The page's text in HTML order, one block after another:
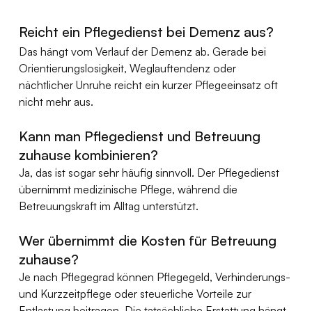
Reicht ein Pflegedienst bei Demenz aus?
Das hängt vom Verlauf der Demenz ab. Gerade bei
Orientierungslosigkeit, Weglauftendenz oder
nächtlicher Unruhe reicht ein kurzer Pflegeeinsatz oft
nicht mehr aus.
Kann man Pflegedienst und Betreuung
zuhause kombinieren?
Ja, das ist sogar sehr häufig sinnvoll. Der Pflegedienst
übernimmt medizinische Pflege, während die
Betreuungskraft im Alltag unterstützt.
Wer übernimmt die Kosten für Betreuung
zuhause?
Je nach Pflegegrad können Pflegegeld, Verhinderungs-
und Kurzzeitpflege oder steuerliche Vorteile zur